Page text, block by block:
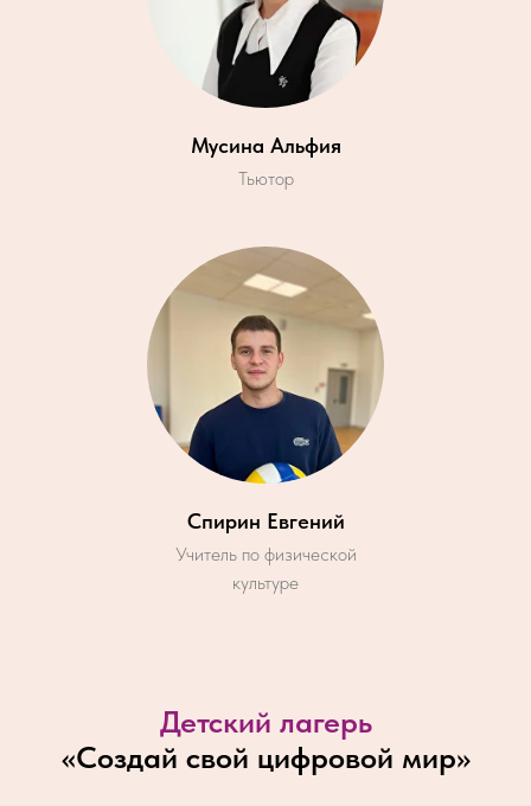
Мусина Альфия
Тьютор
Спирин Евгений
Учитель по физической
культуре
Детский лагерь
«Создай свой цифровой мир»